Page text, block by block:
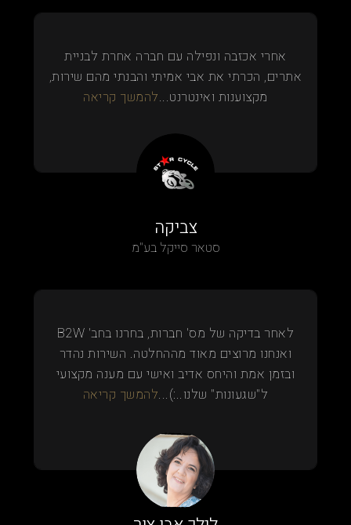
אחרי אכזבה ונפילה עם חברה אחרת לבניית
אתרים, הכרתי את אבי אמיתי והבנתי מהם שירות,
מקצוענות ואינטרנט...להמשך קריאה
צביקה
סטאר סייקל בע"מ
לאחר בדיקה של מס' חברות, בחרנו בחב' B2W
ואנחנו מרוצים מאוד מההחלטה. השירות נהדר
ובזמן אמת והיחס אדיב ואישי עם מענה מקצועי
ל"שגעונות" שלנו..:)...להמשך קריאה